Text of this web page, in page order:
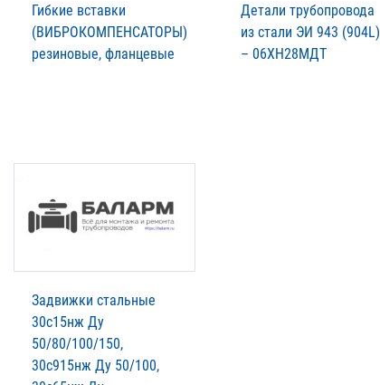
Гибкие вставки
(ВИБРОКОМПЕНСАТОРЫ)
резиновые, фланцевые
Детали трубопровода
из стали ЭИ 943 (904L)
– 06ХН28МДТ
Задвижки стальные
30с15нж Ду
50/80/100/150,
30с915нж Ду 50/100,